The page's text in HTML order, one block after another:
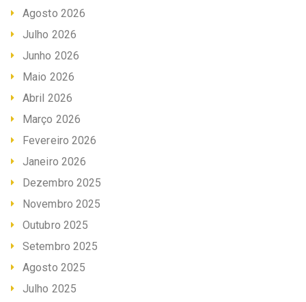
Agosto 2026
Julho 2026
Junho 2026
Maio 2026
Abril 2026
Março 2026
Fevereiro 2026
Janeiro 2026
Dezembro 2025
Novembro 2025
Outubro 2025
Setembro 2025
Agosto 2025
Julho 2025